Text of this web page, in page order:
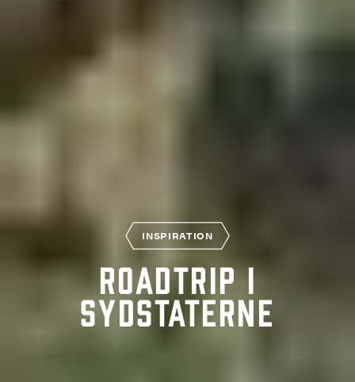
INSPIRATION
Roadtrip i
Sydstaterne